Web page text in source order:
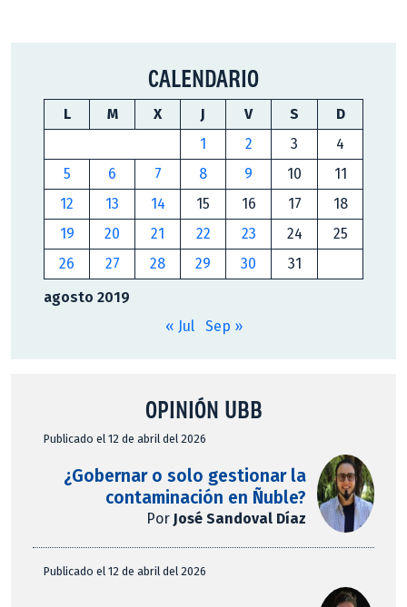
CALENDARIO
agosto 2019
L M X J V S
D
1
2 3
4
5
6 7 8 9 10
11
12
13 14 15 16 17
18
19
20 21 22 23 24
25
26
27 28 29 30 31
« Jul Sep »
OPINIÓN UBB
Publicado el 12 de abril del 2026
¿Gobernar o solo gestionar la
contaminación en Ñuble?
Por José Sandoval Díaz
Publicado el 12 de abril del 2026